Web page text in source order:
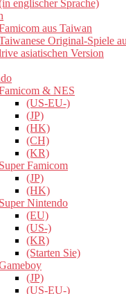
englischer Sprache)
aus Taiwan
Original-Spiele
asiatischen Version
& NES
(US-EU-)
(JP)
(HK)
(CH)
(KR)
Super Famicom
(JP)
(HK)
Super Nintendo
(EU)
(US-)
(KR)
(Starten Sie)
(JP)
(US-EU-)